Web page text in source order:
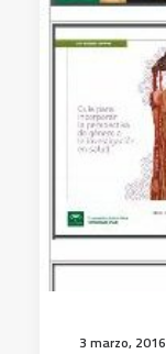
3 marzo, 2016